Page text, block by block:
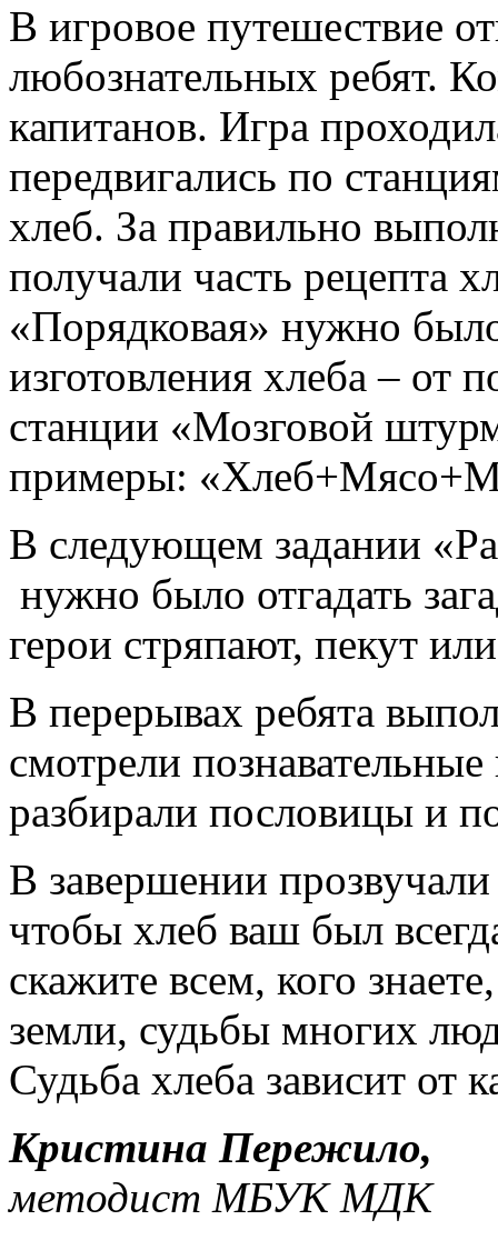
В игровое путешествие
любознательных ребят.
капитанов. Игра
передвигались по
хлеб. За правильно
получали часть рецепта
«Порядковая» нужно
изготовления хлеба – от
станции «Мозговой
примеры:
В следующем задании
нужно было отгадать
герои стряпают, пекут
В перерывах ребята
смотрели
разбирали пословицы и
В завершении
чтобы хлеб ваш был
скажите всем, кого
земли, судьбы многих
Судьба хлеба зависит от
Кристина Пережило,
методист МБУК МДК